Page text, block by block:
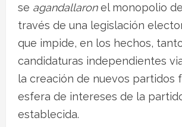
se agandallaronel monopolio
través de una legislación
que impide, en los hechos,
candidaturas independientes
la creación de nuevos partidos
esfera de intereses de la
establecida.